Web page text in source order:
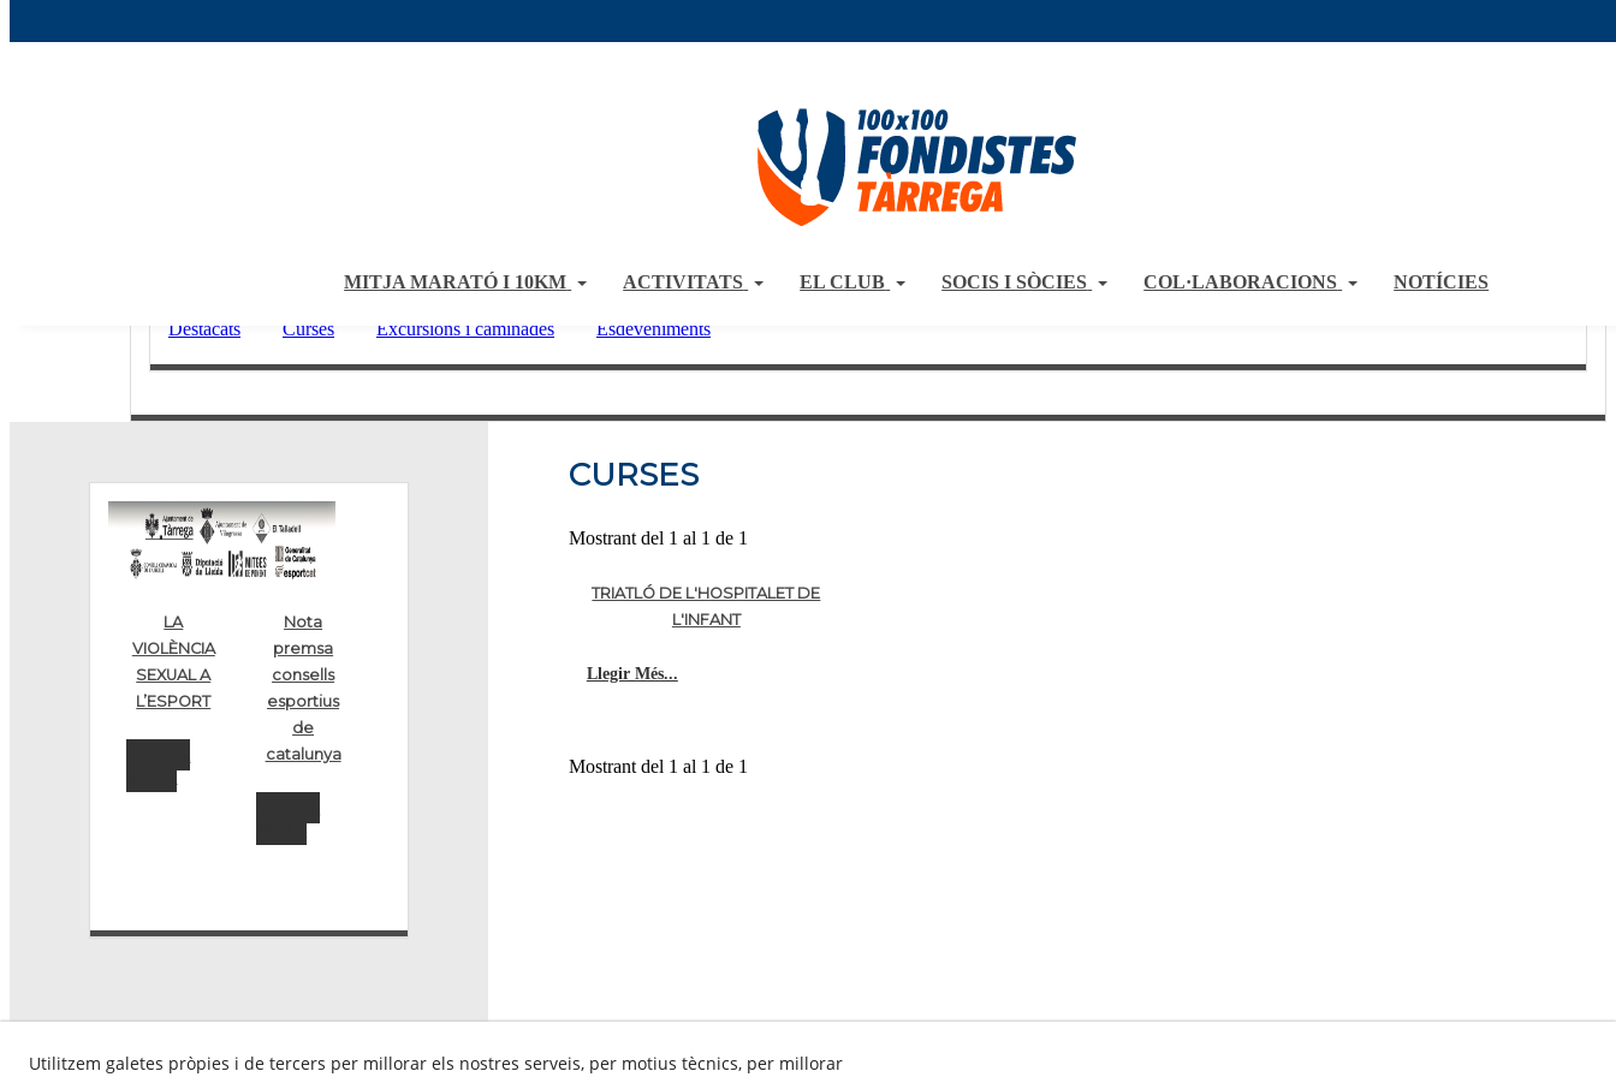
MITJA MARATÓ I 10KM ACTIVITATS EL CLUB SOCIS I SÒCIES COL·LABORACIONS NOTÍCIES
Destacats Curses Excursions i caminades Esdeveniments
LA
VIOLÈNCIA
SEXUAL A
L’ESPORT
MÉS...
Nota
premsa
consells
esportius
de
catalunya
MÉS...
CURSES
Mostrant del 1 al 1 de 1
TRIATLÓ DE L'HOSPITALET DE
L'INFANT
Llegir Més...
Mostrant del 1 al 1 de 1
Utilitzem galetes pròpies i de tercers per millorar els nostres serveis, per motius tècnics, per millorar